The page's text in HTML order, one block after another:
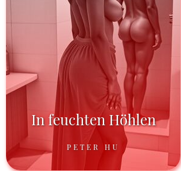
In feuchten Höhlen
PETER HU